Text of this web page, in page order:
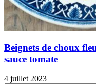
Beignets de choux
sauce tomate
4 juillet 2023